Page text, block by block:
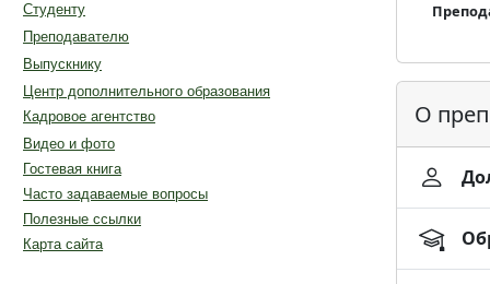
Студенту
Преподавателю
Выпускнику
Центр дополнительного образования
Кадровое агентство
Видео и фото
Гостевая книга
Часто задаваемые вопросы
Полезные ссылки
Карта сайта
О